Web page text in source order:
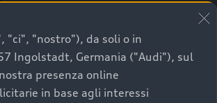
"ci", "nostro"), da soli o in
Ingolstadt, Germania ("Audi"), sul
presenza online
in base agli interessi